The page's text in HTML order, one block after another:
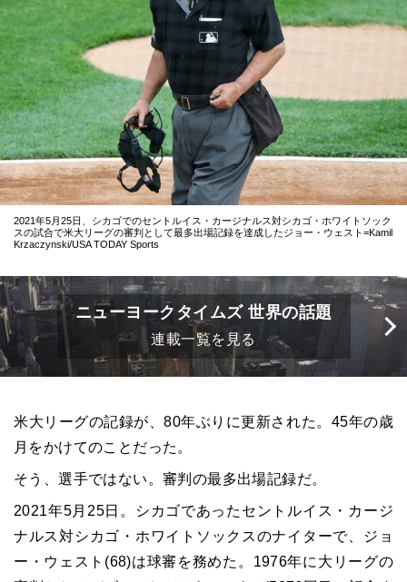
2021年5月25日、シカゴでのセントルイス・カージナルス対シカゴ・ホワイトソック
スの試合で米大リーグの審判として最多出場記録を達成したジョー・ウェスト=Kamil
Krzaczynski/USA TODAY Sports
ニューヨークタイムズ 世界の話題
連載一覧を見る
米大リーグの記録が、80年ぶりに更新された。45年の歳
月をかけてのことだった。
そう、選手ではない。審判の最多出場記録だ。
2021年5月25日。シカゴであったセントルイス・カージ
ナルス対シカゴ・ホワイトソックスのナイターで、ジョ
ー・ウェスト(68)は球審を務めた。1976年に大リーグの